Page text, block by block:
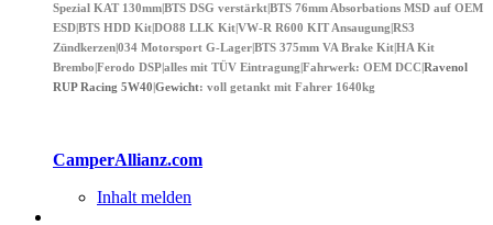
Spezial KAT 130mm|BTS DSG verstärkt|BTS 76mm Absorbations MSD auf OEM
ESD|BTS HDD Kit|DO88 LLK Kit|VW-R R600 KIT Ansaugung|RS3
Zündkerzen|034 Motorsport G-Lager|BTS 375mm VA Brake Kit|HA Kit
Brembo|Ferodo DSP|alles mit TÜV Eintragung| Fahrwerk: OEM DCC| Ravenol
RUP Racing 5W40 Gewicht: voll getankt mit Fahrer 1640kg
CamperAllianz.com
Inhalt melden